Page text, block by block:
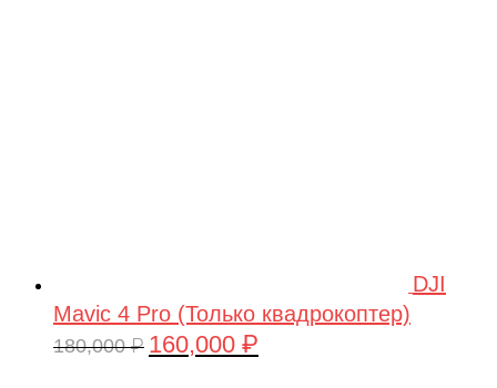
DJI
Mavic 4 Pro (Только квадрокоптер)
180,000₽ Первоначальная
160,000 ₽